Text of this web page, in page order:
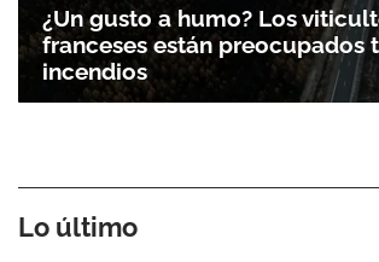
¿Un gusto a humo? Los
franceses están preocupados
incendios
Lo último